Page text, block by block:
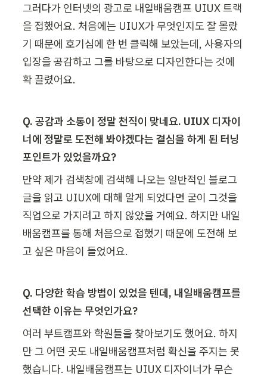
그러다가 인터넷의 광고로 내일배움캠프 UIUX 트랙
을 접했어요. 처음에는 UIUX가 무엇인지도 잘 몰랐
기 때문에 호기심에 한 번 클릭해 보았는데, 사용자의
입장을 공감하고 그를 바탕으로 디자인한다는 것에
확 끌렸어요.
Q. 공감과 소통이 정말 천직이 맞네요. UIUX 디자이
너에 정말로 도전해 봐야겠다는 결심을 하게 된 터닝
포인트가 있었을까요?
만약 제가 검색창에 검색해 나오는 일반적인 블로그
글을 읽고 UIUX에 대해 알게 되었다면 굳이 그것을
직업으로 가지려고 하지 않았을 거예요. 하지만 내일
배움캠프를 통해 처음으로 접했기 때문에 도전해 보
고 싶은 마음이 들었어요.
Q. 다양한 학습 방법이 있었을 텐데, 내일배움캠프를
선택한 이유는 무엇인가요?
여러 부트캠프와 학원들을 찾아보기도 했어요. 하지
만 그 어떤 곳도 내일배움캠프처럼 확신을 주지는 못
했습니다. 내일배움캠프는 UIUX 디자이너가 무슨